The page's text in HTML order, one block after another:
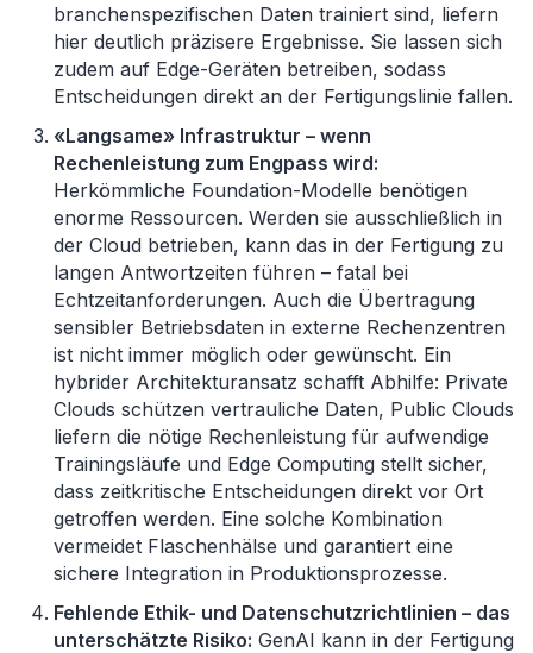
branchenspezifischen Daten trainiert sind, liefern
hier deutlich präzisere Ergebnisse. Sie lassen sich
zudem auf Edge-Geräten betreiben, sodass
Entscheidungen direkt an der Fertigungslinie fallen.
«Langsame» Infrastruktur – wenn
Rechenleistung zum Engpass wird:
Herkömmliche Foundation-Modelle benötigen
enorme Ressourcen. Werden sie ausschließlich in
der Cloud betrieben, kann das in der Fertigung zu
langen Antwortzeiten führen – fatal bei
Echtzeitanforderungen. Auch die Übertragung
sensibler Betriebsdaten in externe Rechenzentren
ist nicht immer möglich oder gewünscht. Ein
hybrider Architekturansatz schafft Abhilfe: Private
Clouds schützen vertrauliche Daten, Public Clouds
liefern die nötige Rechenleistung für aufwendige
Trainingsläufe und Edge Computing stellt sicher,
dass zeitkritische Entscheidungen direkt vor Ort
getroffen werden. Eine solche Kombination
vermeidet Flaschenhälse und garantiert eine
sichere Integration in Produktionsprozesse.
Fehlende Ethik- und Datenschutzrichtlinien – das
unterschätzte Risiko: GenAI kann in der Fertigung